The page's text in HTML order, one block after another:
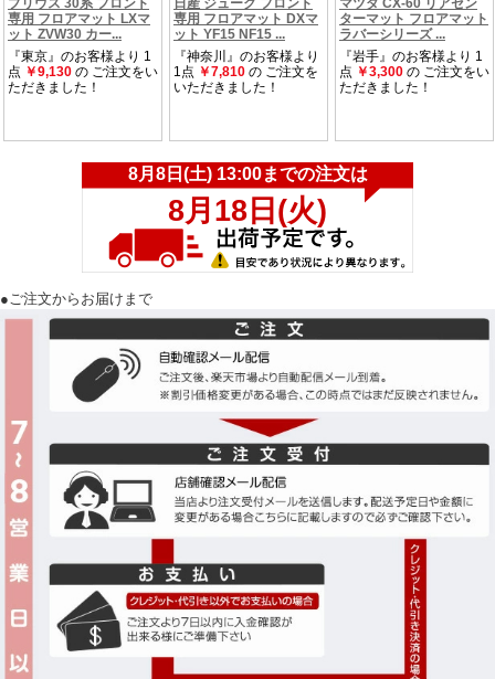
●ご注文からお届けまで